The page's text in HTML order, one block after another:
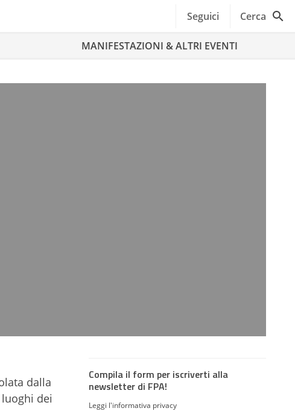
Seguici Cerca
MANIFESTAZIONI & ALTRI EVENTI
dalla
dei
Compila il form per iscriverti alla
newsletter di FPA!
Leggi l'informativa privacy